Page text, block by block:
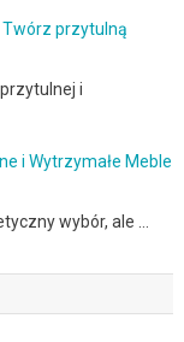
przytulną
i
i Wytrzymałe Meble
wybór, ale …